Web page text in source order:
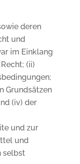
deren
und
im Einklang
(ii)
Grundsätzen
(iv) der
und zur
und
selbst